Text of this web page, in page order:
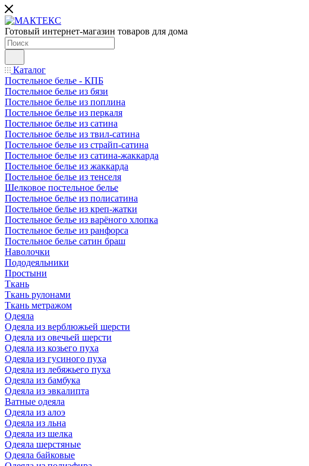
Готовый интернет-магазин товаров для дома
Каталог
Постельное белье - КПБ
Постельное белье из бязи
Постельное белье из поплина
Постельное белье из перкаля
Постельное белье из сатина
Постельное белье из твил-сатина
Постельное белье из страйп-сатина
Постельное белье из сатина-жаккарда
Постельное белье из жаккарда
Постельное белье из тенселя
Шелковое постельное белье
Постельное белье из полисатина
Постельное белье из креп-жатки
Постельное белье из варёного хлопка
Постельное белье из ранфорса
Постельное белье сатин браш
Наволочки
Пододеяльники
Простыни
Ткань
Ткань рулонами
Ткань метражом
Одеяла
Одеяла из верблюжьей шерсти
Одеяла из овечьей шерсти
Одеяла из козьего пуха
Одеяла из гусиного пуха
Одеяла из лебяжьего пуха
Одеяла из бамбука
Одеяла из эвкалипта
Ватные одеяла
Одеяла из алоэ
Одеяла из льна
Одеяла из шелка
Одеяла шерстяные
Одеяла байковые